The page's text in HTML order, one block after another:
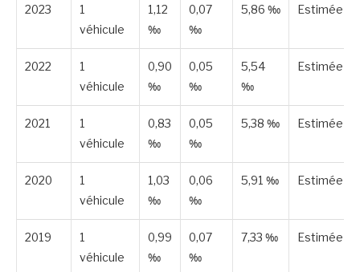
2023
1
véhicule
1,12
‰
0,07
‰
5,86 ‰ Estimée
2022
1
véhicule
0,90
‰
0,05
‰
5,54
‰
Estimée
2021
1
véhicule
0,83
‰
0,05
‰
5,38 ‰ Estimée
2020
1
véhicule
1,03
‰
0,06
‰
5,91 ‰ Estimée
2019
1
véhicule
0,99
‰
0,07
‰
7,33 ‰ Estimée